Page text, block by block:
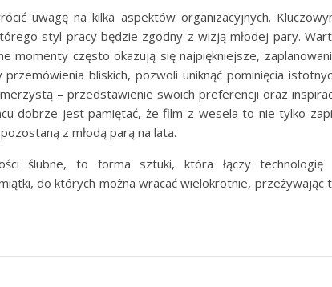
uwagę na kilka aspektów organizacyjnych.
styl pracy będzie zgodny z wizją młodej pary.
momenty często okazują się najpiękniejsze,
bliskich, pozwoli uniknąć pominięcia
– przedstawienie swoich preferencji oraz
dobrze jest pamiętać, że film z wesela to nie tylko
z młodą parą na lata.
ślubne, to forma sztuki, która łączy technologię
do których można wracać wielokrotnie, przeżywając